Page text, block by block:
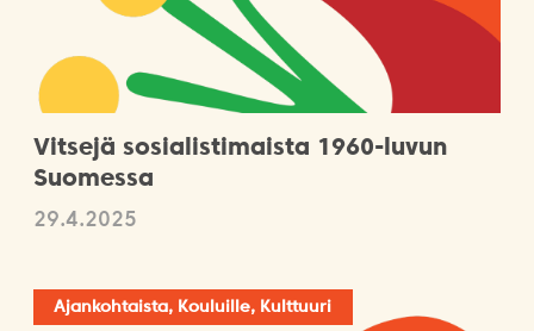
Vitsejä sosialistimaista 1960-luvun
Suomessa
29.4.2025
Ajankohtaista, Kouluille, Kulttuuri